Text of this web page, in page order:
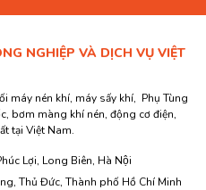
NGHIỆP VÀ DỊCH VỤ VIỆT
máy nén khí, máy sấy khí, Phụ Tùng
bơm màng khí nén, động cơ điện,
tại Việt Nam.
Lợi, Long Biên, Hà Nội
Thủ Đức, Thành phố Hồ Chí Minh